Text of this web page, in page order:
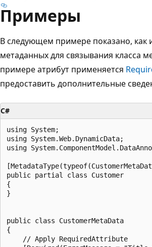
Примеры
В следующем примере показано, как
метаданных для связывания класса
примере атрибут применяется
предоставить дополнительные
C#
using System;
using System.Web.DynamicData;
using
public partial class Customer
{
}
public class CustomerMetaData
{
    // Apply RequiredAttribute